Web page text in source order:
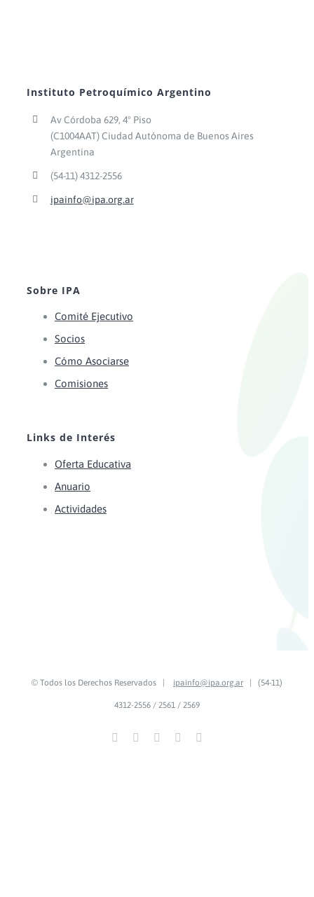
Instituto Petroquímico Argentino
Av Córdoba 629, 4° Piso
(C1004AAT) Ciudad Autónoma de Buenos Aires
Argentina
(54-11) 4312-2556
ipainfo@ipa.org.ar
Sobre IPA
Comité Ejecutivo
Socios
Cómo Asociarse
Comisiones
Links de Interés
Oferta Educativa
Anuario
Actividades
© Todos los Derechos Reservados | ipainfo@ipa.org.ar | (54-11)
4312-2556 / 2561 / 2569
FacebookYouTubeLinkedInInstagram